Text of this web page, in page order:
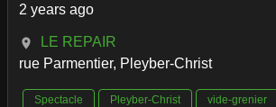
2 years ago
LE REPAIR
rue Parmentier, Pleyber-Christ
Spectacle Pleyber-Christ
vide-grenier